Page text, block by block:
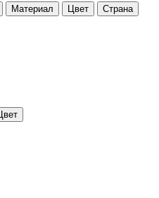
Материал Цвет Страна
Цвет